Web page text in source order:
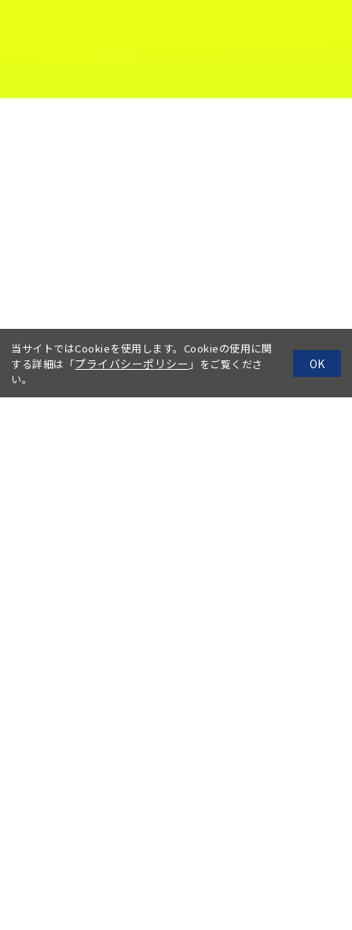
当サイトではCookieを使用します。Cookieの使用に関
する詳細は「プライバシーポリシー 」をご覧くださ
い。
OK